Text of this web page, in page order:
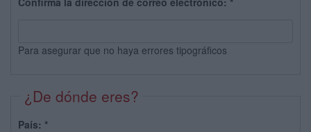
Para asegurar que no haya errores tipográficos
¿De dónde eres?
País: *